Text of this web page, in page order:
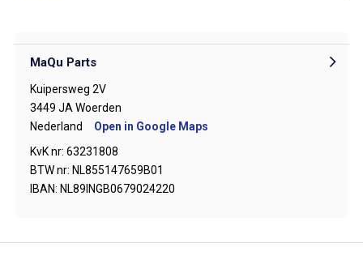
MaQu Parts
Kuipersweg 2V
3449 JA Woerden
Nederland
Open in Google Maps
KvK nr: 63231808
BTW nr: NL855147659B01
IBAN: NL89INGB0679024220